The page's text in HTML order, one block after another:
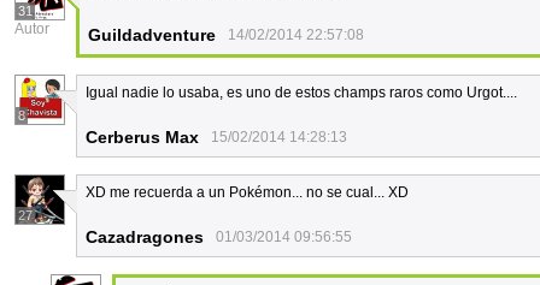
31
Autor Guildadventure 14/02/2014 22:57:08
8
Igual nadie lo usaba, es uno de estos champs raros como Urgot....
Cerberus Max 15/02/2014 14:28:13
27
XD me recuerda a un Pokémon... no se cual... XD
Cazadragones 01/03/2014 09:56:55